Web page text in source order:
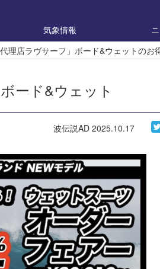
気象情報
理店ラヴサーフ」ボード&ウェットのお
ード&ウェット
波伝説AD 2025.10.17